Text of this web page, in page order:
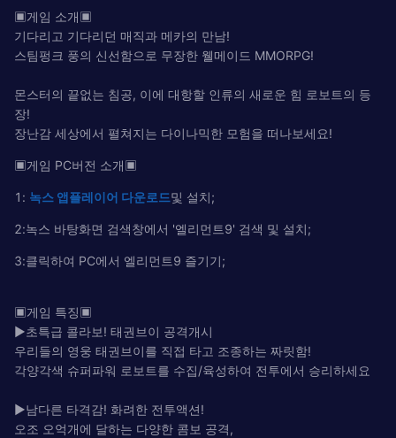
▣게임 소개▣
기다리고 기다리던 매직과 메카의 만남!
스팀펑크 풍의 신선함으로 무장한 웰메이드 MMORPG!
몬스터의 끝없는 침공, 이에 대항할 인류의 새로운 힘 로보트의 등
장!
장난감 세상에서 펼쳐지는 다이나믹한 모험을 떠나보세요!
▣게임 PC버전 소개▣
1: 녹스 앱플레이어 다운로드및 설치;
2:녹스 바탕화면 검색창에서 '엘리먼트9' 검색 및 설치;
3:클릭하여 PC에서 엘리먼트9 즐기기;
▣게임 특징▣
▶초특급 콜라보! 태권브이 공격개시
우리들의 영웅 태권브이를 직접 타고 조종하는 짜릿함!
각양각색 슈퍼파워 로보트를 수집/육성하여 전투에서 승리하세요
▶남다른 타격감! 화려한 전투액션!
오조 오억개에 달하는 다양한 콤보 공격,